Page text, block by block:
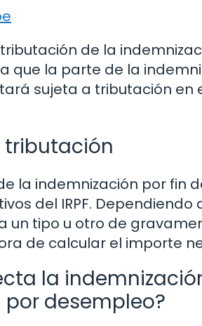
de la
que la parte de la
sujeta a tributación en
tributación
la indemnización por fin
del IRPF.
un tipo u otro de
de calcular el importe
la
desempleo?